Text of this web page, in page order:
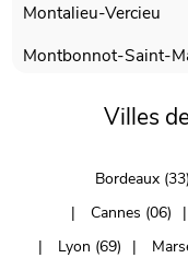
Montalieu-Vercieu
Montbonnot-Saint-
Villes
Bordeaux (33)
Cannes (06)
Lyon (69)